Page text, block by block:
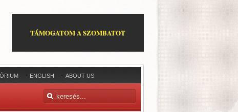
TÁMOGATOM A SZOMBATOT
ENGLISH ABOUT US